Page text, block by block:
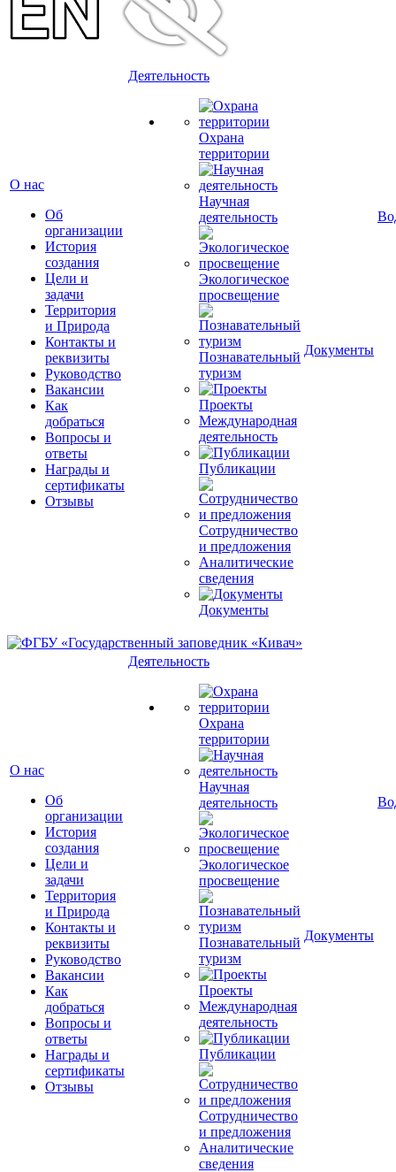
О нас
Об
организации
История
создания
Цели и
задачи
Территория
и Природа
Контакты и
реквизиты
Руководство
Вакансии
Как
добраться
Вопросы и
ответы
Награды и
сертификаты
Отзывы
Деятельность
Охрана
территории
Научная
деятельность
Экологическое
просвещение
Познавательный
туризм
Проекты
Международная
деятельность
Публикации
Сотрудничество
и предложения
Аналитические
сведения
Документы
Документы
О нас
Об
организации
История
создания
Цели и
задачи
Территория
и Природа
Контакты и
реквизиты
Руководство
Вакансии
Как
добраться
Вопросы и
ответы
Награды и
сертификаты
Отзывы
Деятельность
Охрана
территории
Научная
деятельность
Экологическое
просвещение
Познавательный
туризм
Проекты
Международная
деятельность
Публикации
Сотрудничество
и предложения
Аналитические
сведения
Документы